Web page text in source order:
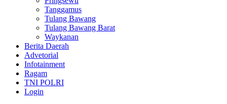
Tanggamus
Tulang Bawang
Tulang Bawang Barat
Waykanan
Berita Daerah
Advetorial
Infotainment
Ragam
TNI POLRI
Login